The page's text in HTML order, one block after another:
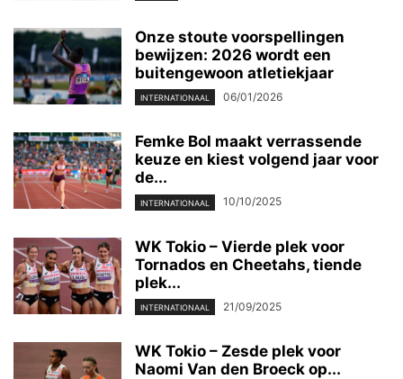
Onze stoute voorspellingen
bewijzen: 2026 wordt een
buitengewoon atletiekjaar
INTERNATIONAAL 06/01/2026
Femke Bol maakt verrassende
keuze en kiest volgend jaar voor
de...
INTERNATIONAAL 10/10/2025
WK Tokio – Vierde plek voor
Tornados en Cheetahs, tiende
plek...
INTERNATIONAAL 21/09/2025
WK Tokio – Zesde plek voor
Naomi Van den Broeck op...